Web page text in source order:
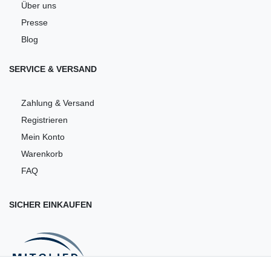
Über uns
Presse
Blog
SERVICE & VERSAND
Zahlung & Versand
Registrieren
Mein Konto
Warenkorb
FAQ
SICHER EINKAUFEN